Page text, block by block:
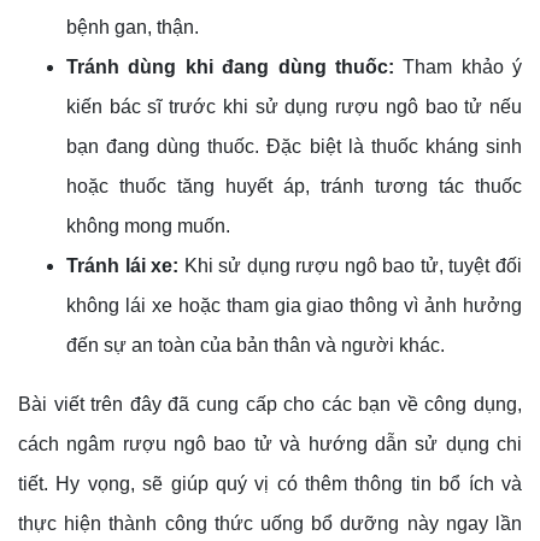
bệnh gan, thận.
Tránh dùng khi đang dùng thuốc: Tham khảo ý
kiến bác sĩ trước khi sử dụng rượu ngô bao tử nếu
bạn đang dùng thuốc. Đặc biệt là thuốc kháng sinh
hoặc thuốc tăng huyết áp, tránh tương tác thuốc
không mong muốn.
Tránh lái xe: Khi sử dụng rượu ngô bao tử, tuyệt đối
không lái xe hoặc tham gia giao thông vì ảnh hưởng
đến sự an toàn của bản thân và người khác.
Bài viết trên đây đã cung cấp cho các bạn về công dụng,
cách ngâm rượu ngô bao tử và hướng dẫn sử dụng chi
tiết. Hy vọng, sẽ giúp quý vị có thêm thông tin bổ ích và
thực hiện thành công thức uống bổ dưỡng này ngay lần